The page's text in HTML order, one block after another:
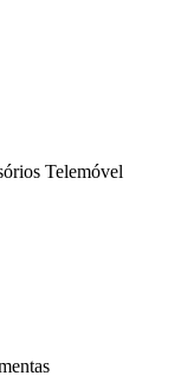
Telemóvel